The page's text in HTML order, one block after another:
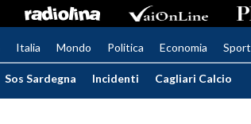
Italia Mondo Politica Economia Sport
Sos Sardegna Incidenti Cagliari Calcio